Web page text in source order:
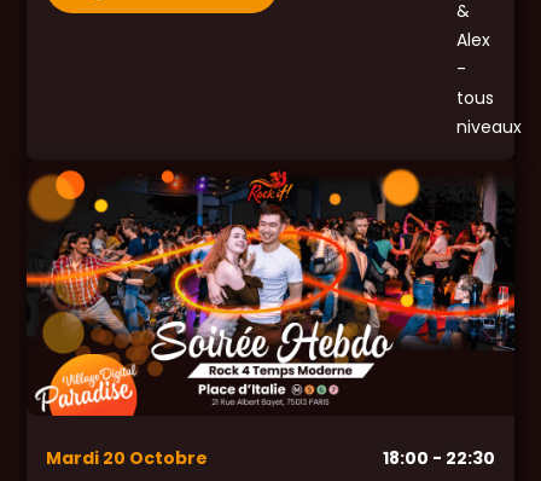
Mardi 20 Octobre 18:00 - 22:30